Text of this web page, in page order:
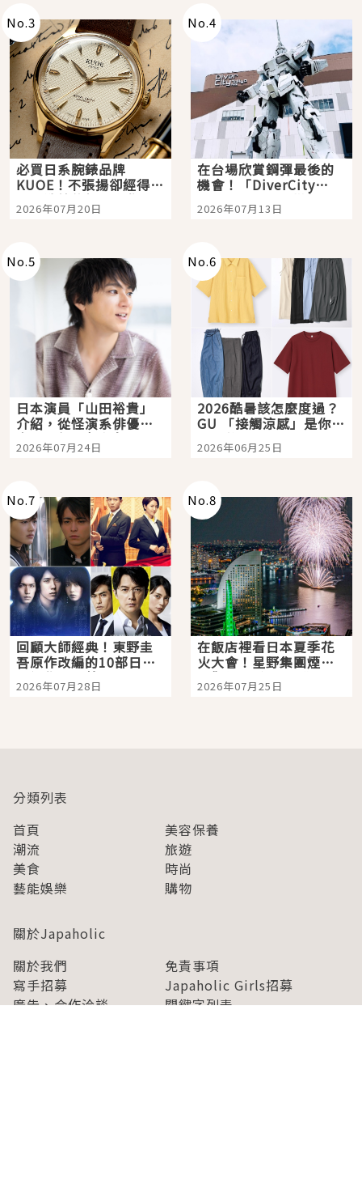
No.3
必買日系腕錶品牌
KUOE！不張揚卻經得起
時間洗鍊的經典之作五
選
2026年07月20日
No.4
在台場欣賞鋼彈最後的
機會！「DiverCity
Tokyo Plaza」搭船、
購物、美食及夜景，一
2026年07月13日
No.5
日本演員「山田裕貴」
介紹，從怪演系俳優走
向國民級日劇主角
2026年07月24日
No.6
2026酷暑該怎麼度過？
GU 「接觸涼感」是你的
夏日救星
2026年06月25日
No.7
回顧大師經典！東野圭
吾原作改編的10部日本
影視作品推薦
2026年07月28日
No.8
在飯店裡看日本夏季花
火大會！星野集團煙火
景觀飯店6選，讓你不用
人擠人悠閒欣賞
2026年07月25日
分類列表
首頁
美容保養
潮流
旅遊
美食
時尚
藝能娛樂
購物
關於Japaholic
關於我們
免責事項
寫手招募
Japaholic Girls招募
廣告、合作洽談
關鍵字列表